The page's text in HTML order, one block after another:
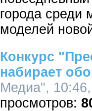
города среди
моделей
Конкурс
набирает
Медиа",